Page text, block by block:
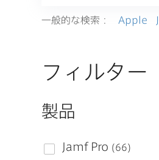
一般的な​検索： Apple
フィルター
製品